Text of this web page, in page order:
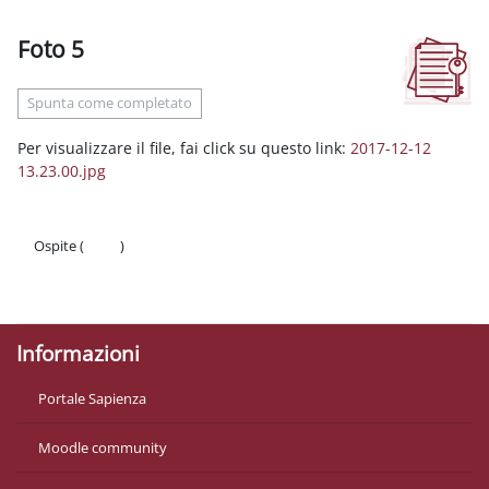
Foto 5
Spunta come completato
Per visualizzare il file, fai click su questo link: 2017-12-12
13.23.00.jpg
Ospite (
)
Informazioni
Portale Sapienza
Moodle community